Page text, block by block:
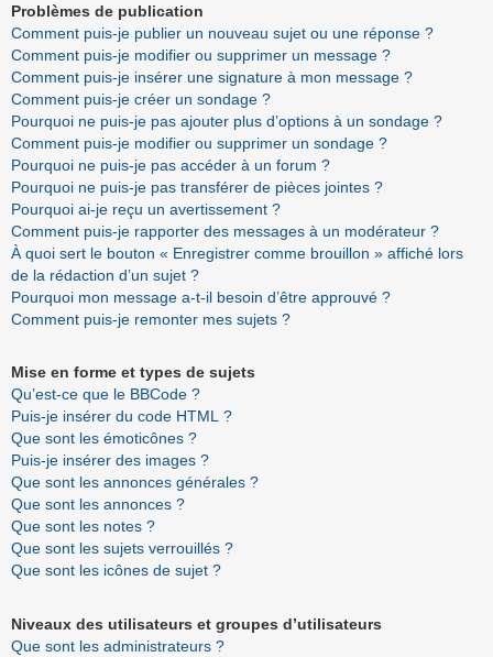
Problèmes de publication
Comment puis-je publier un nouveau sujet ou une réponse ?
Comment puis-je modifier ou supprimer un message ?
Comment puis-je insérer une signature à mon message ?
Comment puis-je créer un sondage ?
Pourquoi ne puis-je pas ajouter plus d’options à un sondage ?
Comment puis-je modifier ou supprimer un sondage ?
Pourquoi ne puis-je pas accéder à un forum ?
Pourquoi ne puis-je pas transférer de pièces jointes ?
Pourquoi ai-je reçu un avertissement ?
Comment puis-je rapporter des messages à un modérateur ?
À quoi sert le bouton « Enregistrer comme brouillon » affiché lors
de la rédaction d’un sujet ?
Pourquoi mon message a-t-il besoin d’être approuvé ?
Comment puis-je remonter mes sujets ?
Mise en forme et types de sujets
Qu’est-ce que le BBCode ?
Puis-je insérer du code HTML ?
Que sont les émoticônes ?
Puis-je insérer des images ?
Que sont les annonces générales ?
Que sont les annonces ?
Que sont les notes ?
Que sont les sujets verrouillés ?
Que sont les icônes de sujet ?
Niveaux des utilisateurs et groupes d’utilisateurs
Que sont les administrateurs ?